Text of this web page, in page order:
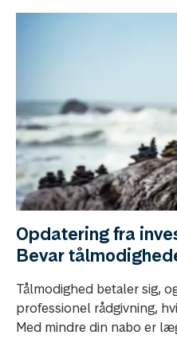
Opdatering fra
Bevar
Tålmodighed betaler sig,
professionel rådgivning,
Med mindre din nabo er